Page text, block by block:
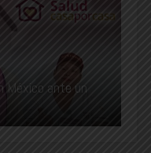
México ante un